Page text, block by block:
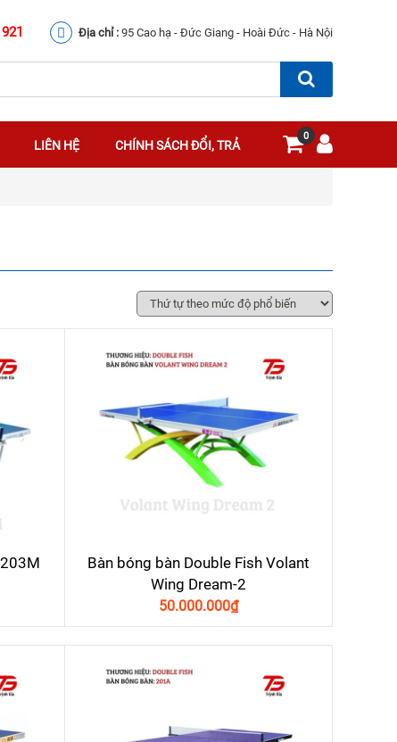
Địa chỉ : 95 Cao hạ - Đức Giang - Hoài Đức - Hà Nội
LIÊN HỆ CHÍNH SÁCH ĐỔI, TRẢ
0
Bàn bóng bàn Double Fish Volant
Wing Dream-2
₫
50.000.000